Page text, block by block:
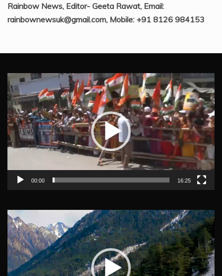
Rainbow News, Editor- Geeta Rawat, Email:
rainbownewsuk@gmail.com, Mobile: +91 8126 984153
Video
Player
00:00 16:25
Video
Player